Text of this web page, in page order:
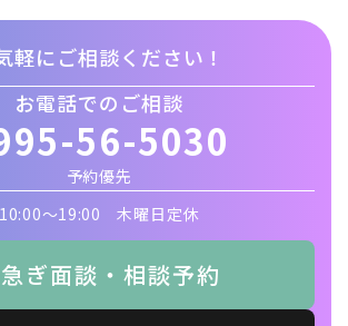
軽にご相談ください！
お電話でのご相談
56-5030
予約優先
10:00〜19:00 木曜日定休
ぎ面談・相談予約